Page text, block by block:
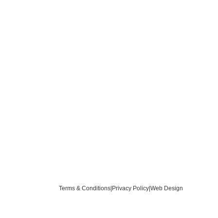
Terms & Conditions Privacy Policy Web Design